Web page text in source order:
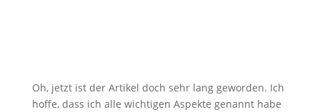
Oh, jetzt ist der Artikel doch sehr lang geworden. Ich
hoffe, dass ich alle wichtigen Aspekte genannt habe